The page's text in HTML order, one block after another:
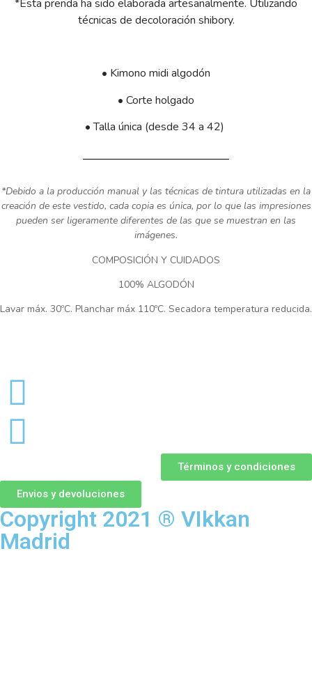
*Esta prenda ha sido elaborada artesanalmente. Utilizando
técnicas de decoloración shibory.
• Kimono midi algodón
• Corte holgado
• Talla única (desde 34 a 42)
*Debido a la producción manual y las técnicas de tintura utilizadas en la
creación de este vestido, cada copia es única, por lo que las impresiones
pueden ser ligeramente diferentes de las que se muestran en las
imágenes.
COMPOSICIÓN Y CUIDADOS
100% ALGODÓN
Lavar máx. 30ºC. Planchar máx 110ºC. Secadora temperatura reducida.
Términos y condiciones
Envios y devoluciones
Copyright 2021 ® VIkkan
Madrid